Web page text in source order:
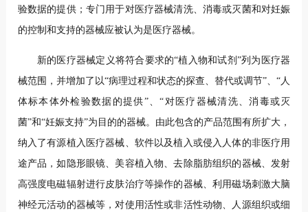
验数据的提供；专门用于对医疗器械清洗、消毒或灭菌和对妊娠
的控制和支持的器械应被认为是医疗器械。
新的医疗器械定义将符合要求的“植入物和试剂”列为医疗器
械范围，并增加了以“病理过程和状态的探查、替代或调节”、“人
体标本体外检验数据的提供”、“对医疗器械清洗、消毒或灭
菌”和“妊娠支持”为目的的器械。由此包含的产品范围有所扩大，
纳入了有源植入医疗器械、软件以及植入或侵入人体的非医疗用
途产品，如隐形眼镜、美容植入物、去除脂肪组织的器械、发射
高强度电磁辐射进行皮肤治疗等操作的器械、利用磁场刺激大脑
神经元活动的器械等，对使用活性或非活性动物、人源组织或细